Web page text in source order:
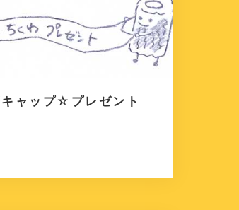
キャップ☆プレゼント